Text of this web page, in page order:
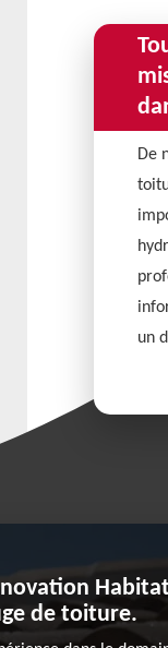
De
un
de toiture.